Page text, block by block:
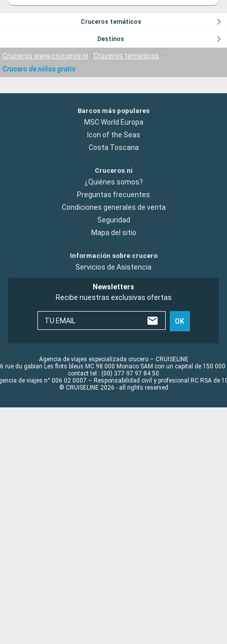
Cruceros temáticos
Destinos
Cruceros www.cruceros.ni
Cruceros temáticos
Crucero de niños gratis
Barcos más populares
MSC World Europa
Icon of the Seas
Costa Toscana
Cruceros.ni
¿Quiénes somos?
Preguntas frecuentes
Condiciones generales de venta
Seguridad
Mapa del sitio
Información sobre crucero
Servicios de Asistencia
Newsletters
Recibe nuestras exclusivas ofertas
TU EMAIL OK
Agencia de viajes especializada crucero – CRUISELINE
rue du gabian Les flots bleus MC 98 000 Monaco SAM con un capital de 150 000
contact tel : (00) 377 97 97 84 50
de viajes n° 006 02 0007 – Responsabilidad civil y profesional RC RSA de
© CRUISELINE 2026 - all rights reserved